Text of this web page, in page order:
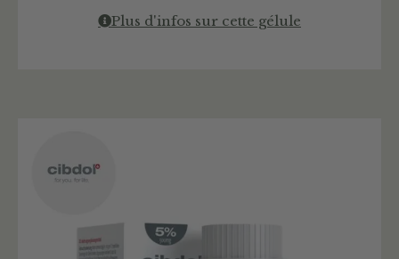
Plus d'infos sur cette gélule